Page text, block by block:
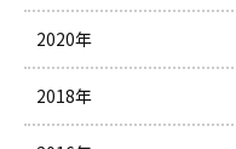
2020年
2018年